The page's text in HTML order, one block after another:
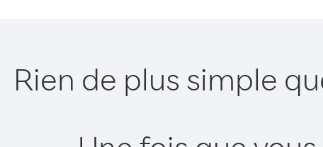
Rien de plus simple